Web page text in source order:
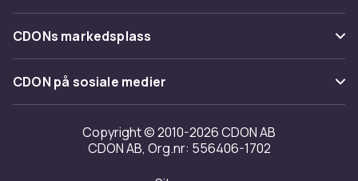
Tilbakekallinger
Varemerker
Om oss
Kundeanmeldelser
Jobbe på CDON
Investor relations
Tilgjengelighet
CDONs markedsplass
Merchant Help Center
CDON på sosiale medier
Copyright © 2010-2026 CDON AB
CDON AB, Org.nr: 556406-1702